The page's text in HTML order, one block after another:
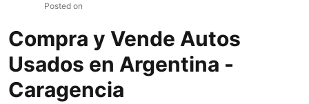
Posted on
Compra y Vende Autos
Usados en Argentina -
Caragencia